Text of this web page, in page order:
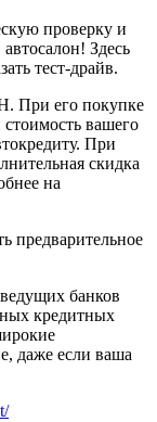
проверку и
Здесь
тест-драйв.
При его покупке
вашего
При
скидка
на
предварительное
банков
кредитных
даже если ваша